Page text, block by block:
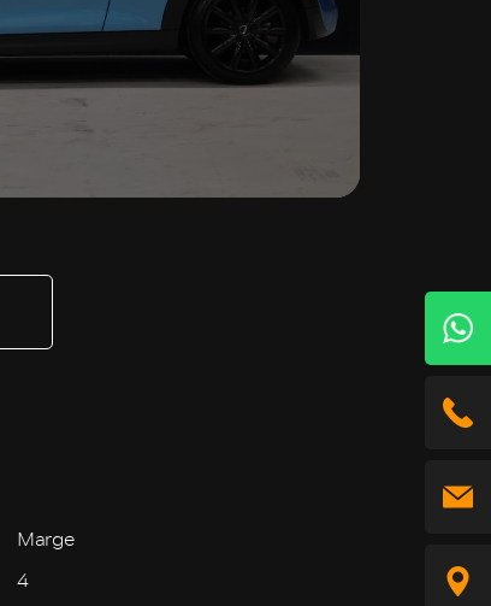
Marge
4